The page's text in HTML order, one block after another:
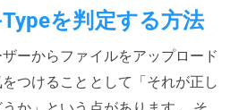
を判定する方法
ーからファイルをアップロード
つけることとして「それが正し